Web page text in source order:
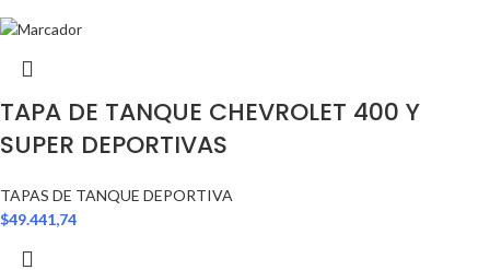
TAPA DE TANQUE CHEVROLET 400 Y
SUPER DEPORTIVAS
TAPAS DE TANQUE DEPORTIVA
$49.441,74